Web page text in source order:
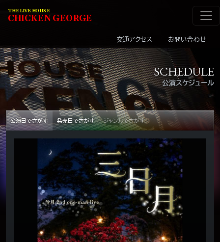
メインナビゲーショ
THE LIVE HOUSE
CHICKENGEORGE
交通アクセス お問い合わせ
公演スケジュール
SCHEDULE
公演日でさがす 発売日でさがす ジャンルでさがす